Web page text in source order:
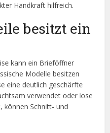
Handkraft hilfreich.
besitzt ein
kann ein Brieföffner
Modelle besitzen
eine deutlich geschärfte
verwendet oder lose
können Schnitt- und